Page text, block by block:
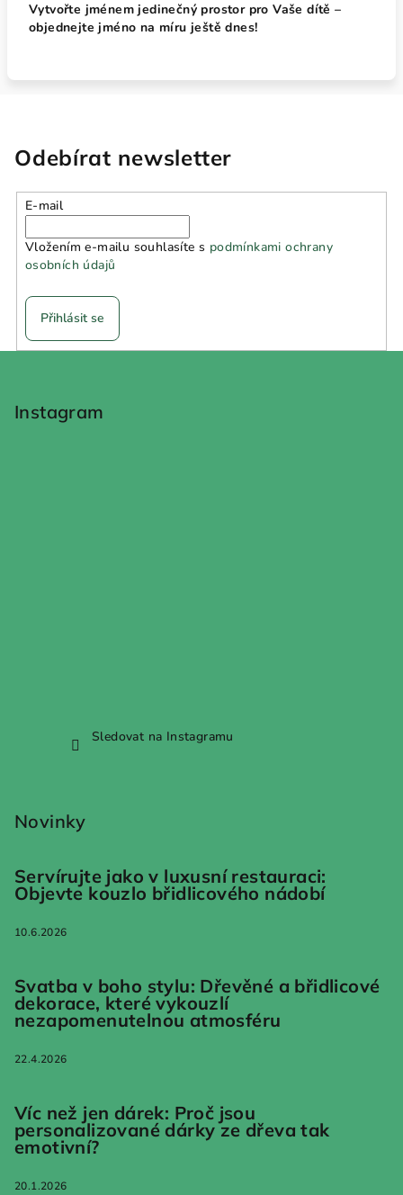
Vytvořte jménem jedinečný prostor pro Vaše dítě –
objednejte jméno na míru ještě dnes!
Odebírat newsletter
E-mail
Vložením e-mailu souhlasíte s podmínkami ochrany
osobních údajů
Přihlásit se
Instagram
Sledovat na Instagramu
Novinky
Servírujte jako v luxusní restauraci:
Objevte kouzlo břidlicového nádobí
10.6.2026
Svatba v boho stylu: Dřevěné a břidlicové
dekorace, které vykouzlí
nezapomenutelnou atmosféru
22.4.2026
Víc než jen dárek: Proč jsou
personalizované dárky ze dřeva tak
emotivní?
20.1.2026